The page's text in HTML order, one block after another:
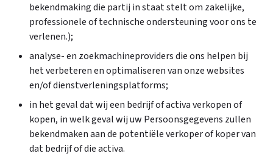
bekendmaking die partij in staat stelt om zakelijke,
professionele of technische ondersteuning voor ons te
verlenen.);
analyse- en zoekmachineproviders die ons helpen bij
het verbeteren en optimaliseren van onze websites
en/of dienstverleningsplatforms;
in het geval dat wij een bedrijf of activa verkopen of
kopen, in welk geval wij uw Persoonsgegevens zullen
bekendmaken aan de potentiële verkoper of koper van
dat bedrijf of die activa.